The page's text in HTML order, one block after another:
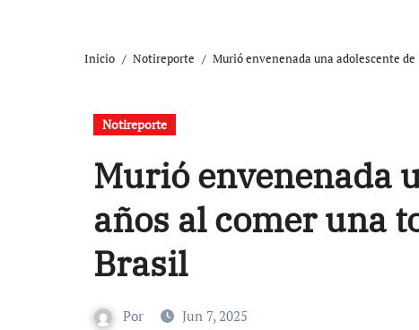
Inicio Notireporte Murió envenenada una adolescente
Notireporte
Murió envenenada
años al comer una
Brasil
Por Jun 7, 2025